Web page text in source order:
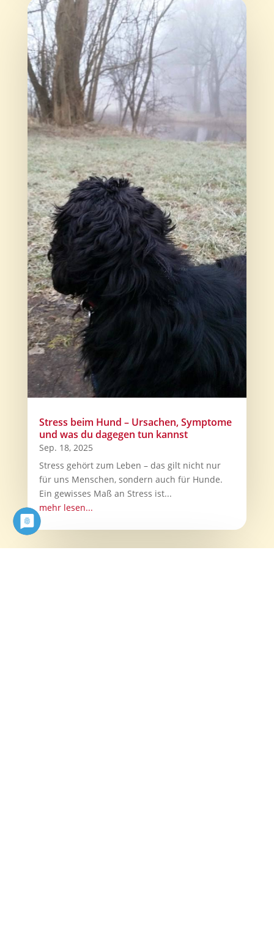
Stress beim Hund – Ursachen, Symptome
und was du dagegen tun kannst
Sep. 18, 2025
Stress gehört zum Leben – das gilt nicht nur
für uns Menschen, sondern auch für Hunde.
Ein gewisses Maß an Stress ist...
mehr lesen...